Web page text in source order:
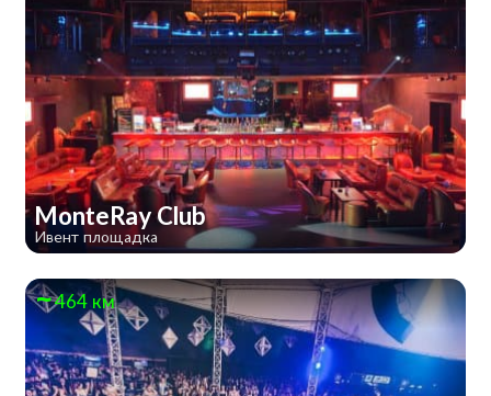
MonteRay Club
Ивент площадка
464 км